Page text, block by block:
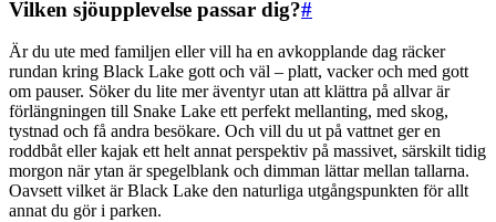
Vilken sjöupplevelse passar dig?#
Är du ute med familjen eller vill ha en avkopplande dag räcker
rundan kring Black Lake gott och väl – platt, vacker och med gott
om pauser. Söker du lite mer äventyr utan att klättra på allvar är
förlängningen till Snake Lake ett perfekt mellanting, med skog,
tystnad och få andra besökare. Och vill du ut på vattnet ger en
roddbåt eller kajak ett helt annat perspektiv på massivet, särskilt tidig
morgon när ytan är spegelblank och dimman lättar mellan tallarna.
Oavsett vilket är Black Lake den naturliga utgångspunkten för allt
annat du gör i parken.